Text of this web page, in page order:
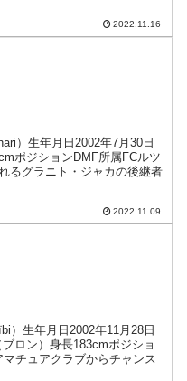
2022.11.16
）生年月日2002年7月30日
ポジションDMF所属FCルツ
るグラニト・ジャカの後継者
2022.11.09
）生年月日2002年11月28日
ロン）身長183cmポジショ
チュアクラブからチャンス